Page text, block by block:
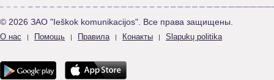
© 2026 ЗАО "Ieškok komunikacijos". Все права защищены.
О нас | Помощь | Правила | Конакты | Slapukų politika